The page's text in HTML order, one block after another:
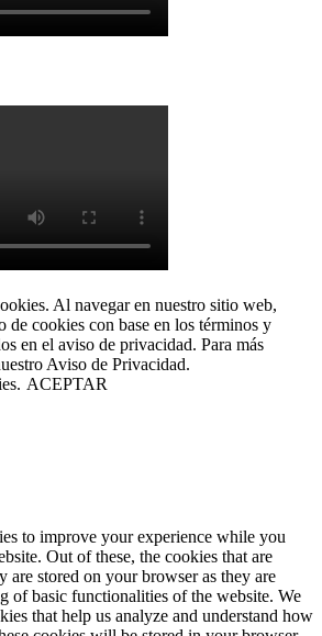
Al navegar en nuestro sitio web,
de cookies con base en los términos y
en el aviso de privacidad. Para más
Aviso de Privacidad.
ACEPTAR
to improve your experience while you
Out of these, the cookies that are
are stored on your browser as they are
of basic functionalities of the website. We
that help us analyze and understand how